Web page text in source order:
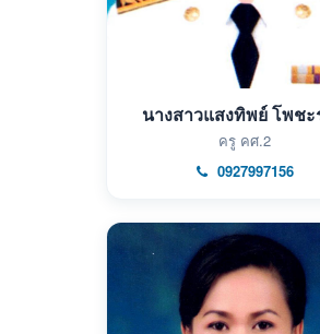
นางสาวแสงทิพย์ โพช
ครู คศ.2
0927997156